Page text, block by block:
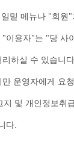
밑 메뉴나 "회원"
이용자"는 "당 사
하실 수 있습니
운영자에게 요
및 개인정보취
다.